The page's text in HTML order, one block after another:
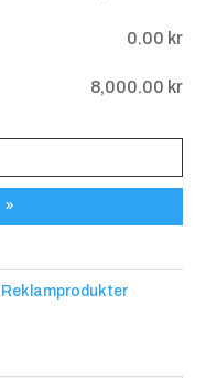
0.00 kr
8,000.00 kr
Reklamprodukter